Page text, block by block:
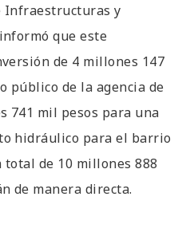
Infraestructuras y
que este
de 4 millones 147
público de la agencia de
741 mil pesos para una
hidráulico para el barrio
de 10 millones 888
de manera directa.